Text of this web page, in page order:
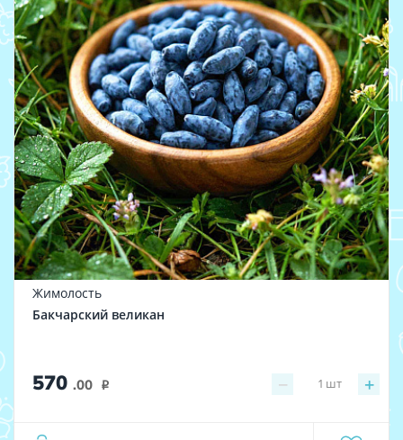
Жимолость
Бакчарский великан
570 .00 i − +
1 шт